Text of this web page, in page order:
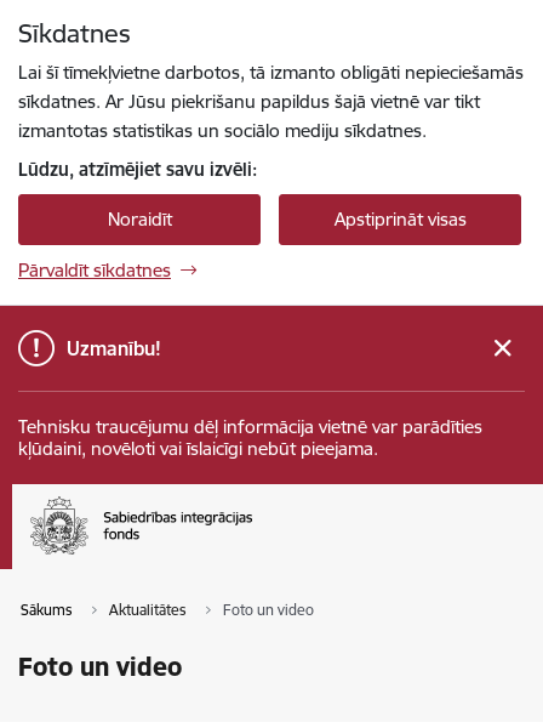
Sīkdatnes
Lai šī tīmekļvietne darbotos, tā izmanto obligāti nepieciešamās
sīkdatnes. Ar Jūsu piekrišanu papildus šajā vietnē var tikt
izmantotas statistikas un sociālo mediju sīkdatnes.
Lūdzu, atzīmējiet savu izvēli:
Noraidīt Apstiprināt visas
Pārvaldīt sīkdatnes
Uzmanību!
Tehnisku traucējumu dēļ informācija vietnē var parādīties
kļūdaini, novēloti vai īslaicīgi nebūt pieejama.
Sākums Aktualitātes Foto un video
Foto un video